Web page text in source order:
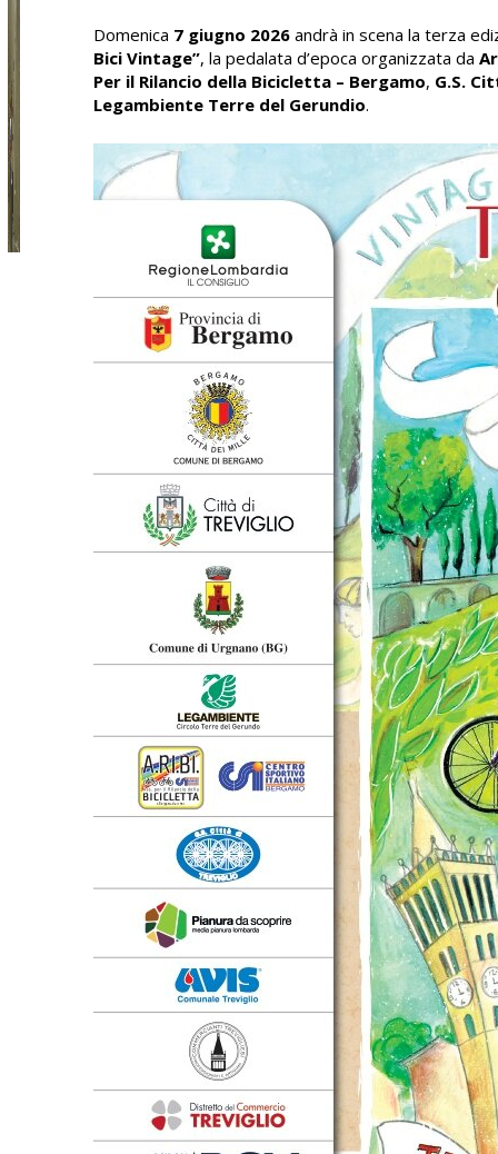
Domenica 7 giugno 2026 andrà in scena la terza
Bici Vintage”, la pedalata d’epoca organizzata da
Per il Rilancio della Bicicletta – Bergamo, G.S.
Legambiente Terre del Gerundio.